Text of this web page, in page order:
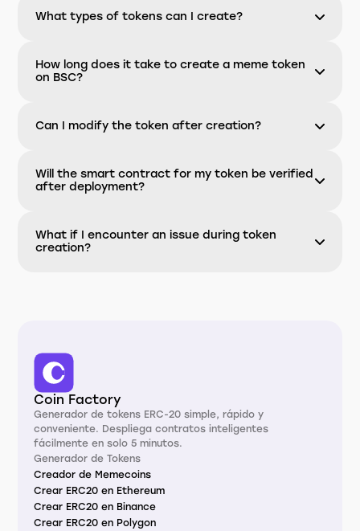
What types of tokens can I create?
How long does it take to create a meme token
on BSC?
Can I modify the token after creation?
Will the smart contract for my token be verified
after deployment?
What if I encounter an issue during token
creation?
Coin Factory
Generador de tokens ERC-20 simple, rápido y
conveniente. Despliega contratos inteligentes
fácilmente en solo 5 minutos.
Generador de Tokens
Creador de Memecoins
Crear ERC20 en Ethereum
Crear ERC20 en Binance
Crear ERC20 en Polygon